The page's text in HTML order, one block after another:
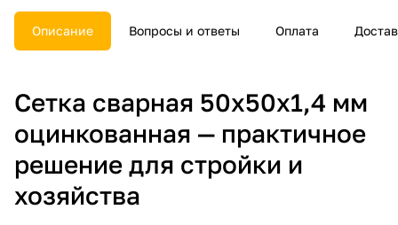
выбором для частных
застройщиков и крупных
компаний. Узнайте больше на
Описание Вопросы и ответы Оплата
Сетка сварная 50х50х1,4 мм
оцинкованная — практичное
решение для стройки и
хозяйства